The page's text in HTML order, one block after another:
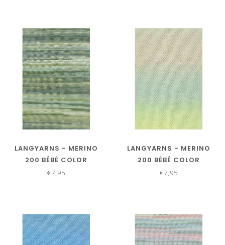
LANGYARNS - MERINO
200 BÉBÉ COLOR
155.0393
€7,95
LANGYARNS - MERINO
200 BÉBÉ COLOR
155.0416
€7,95